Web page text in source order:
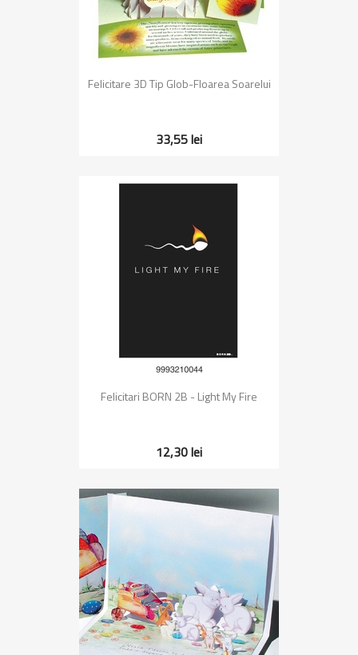
Felicitare 3D Tip Glob-Floarea Soarelui
33,55 lei
Felicitari BORN 2B - Light My Fire
12,30 lei